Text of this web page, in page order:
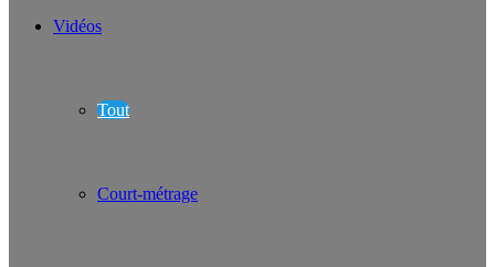
Vidéos
Tout
Court-métrage